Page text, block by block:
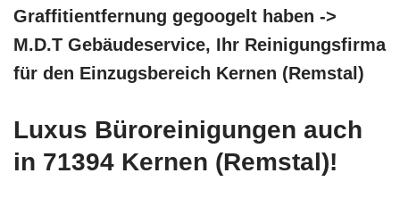
Graffitientfernung gegoogelt haben ->
M.D.T Gebäudeservice, Ihr Reinigungsfirma
für den Einzugsbereich Kernen (Remstal)
Luxus Büroreinigungen auch
in 71394 Kernen (Remstal)!